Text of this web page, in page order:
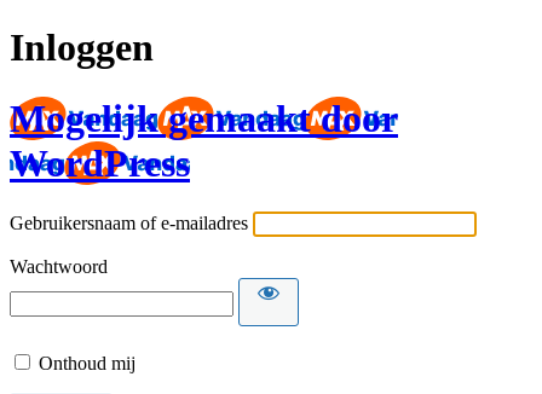
Inloggen
Mogelijk gemaakt door
WordPress
Gebruikersnaam of e-mailadres
Wachtwoord
Onthoud mij